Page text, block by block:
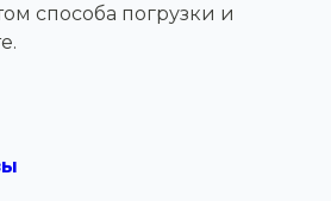
способа погрузки и